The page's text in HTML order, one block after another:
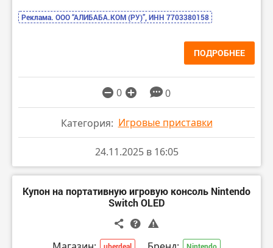
Реклама. ООО “АЛИБАБА.КОМ (РУ)”, ИНН 7703380158
ПОДРОБНЕЕ
0 0
Категория: Игровые приставки
24.11.2025 в 16:05
Купон на портативную игровую консоль Nintendo
Switch OLED